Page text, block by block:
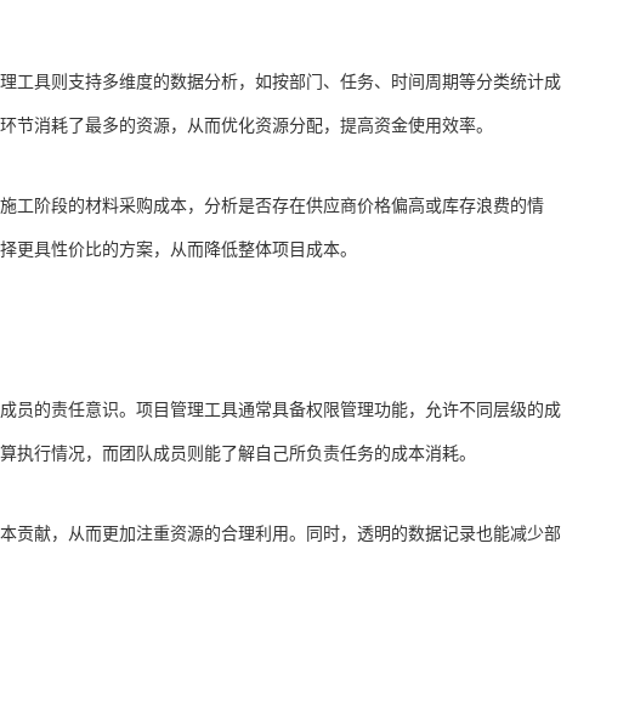
工具则支持多维度的数据分析，如按部门、任务、时间周期等分类统计成
消耗了最多的资源，从而优化资源分配，提高资金使用效率。
工阶段的材料采购成本，分析是否存在供应商价格偏高或库存浪费的情
更具性价比的方案，从而降低整体项目成本。
员的责任意识。项目管理工具通常具备权限管理功能，允许不同层级的成
执行情况，而团队成员则能了解自己所负责任务的成本消耗。
贡献，从而更加注重资源的合理利用。同时，透明的数据记录也能减少部